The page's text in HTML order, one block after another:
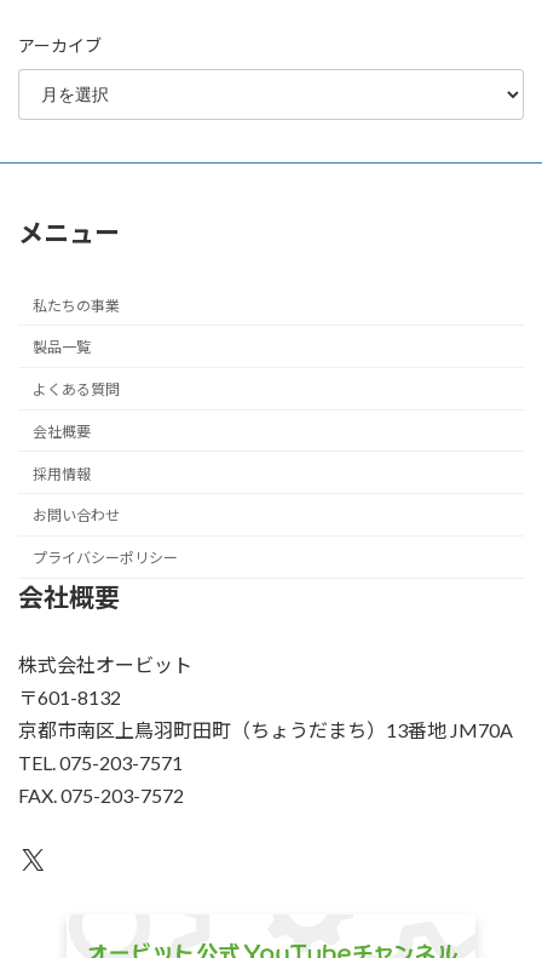
アーカイブ
メニュー
私たちの事業
製品一覧
よくある質問
会社概要
採用情報
お問い合わせ
プライバシーポリシー
会社概要
株式会社オービット
〒601-8132
京都市南区上鳥羽町田町（ちょうだまち）13番地 JM70A
TEL. 075-203-7571
FAX. 075-203-7572
X